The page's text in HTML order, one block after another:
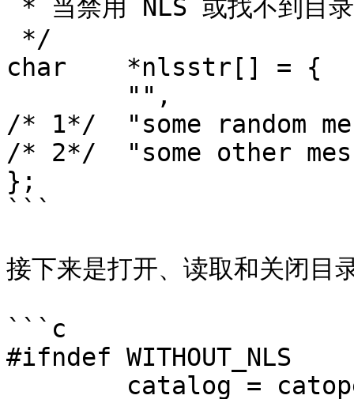
char    *nlsstr[] = {
/* 1*/  "some random
/* 2*/  "some other
};
```
接下来是打开、读取和关闭目
```c
#ifndef WITHOUT_NLS